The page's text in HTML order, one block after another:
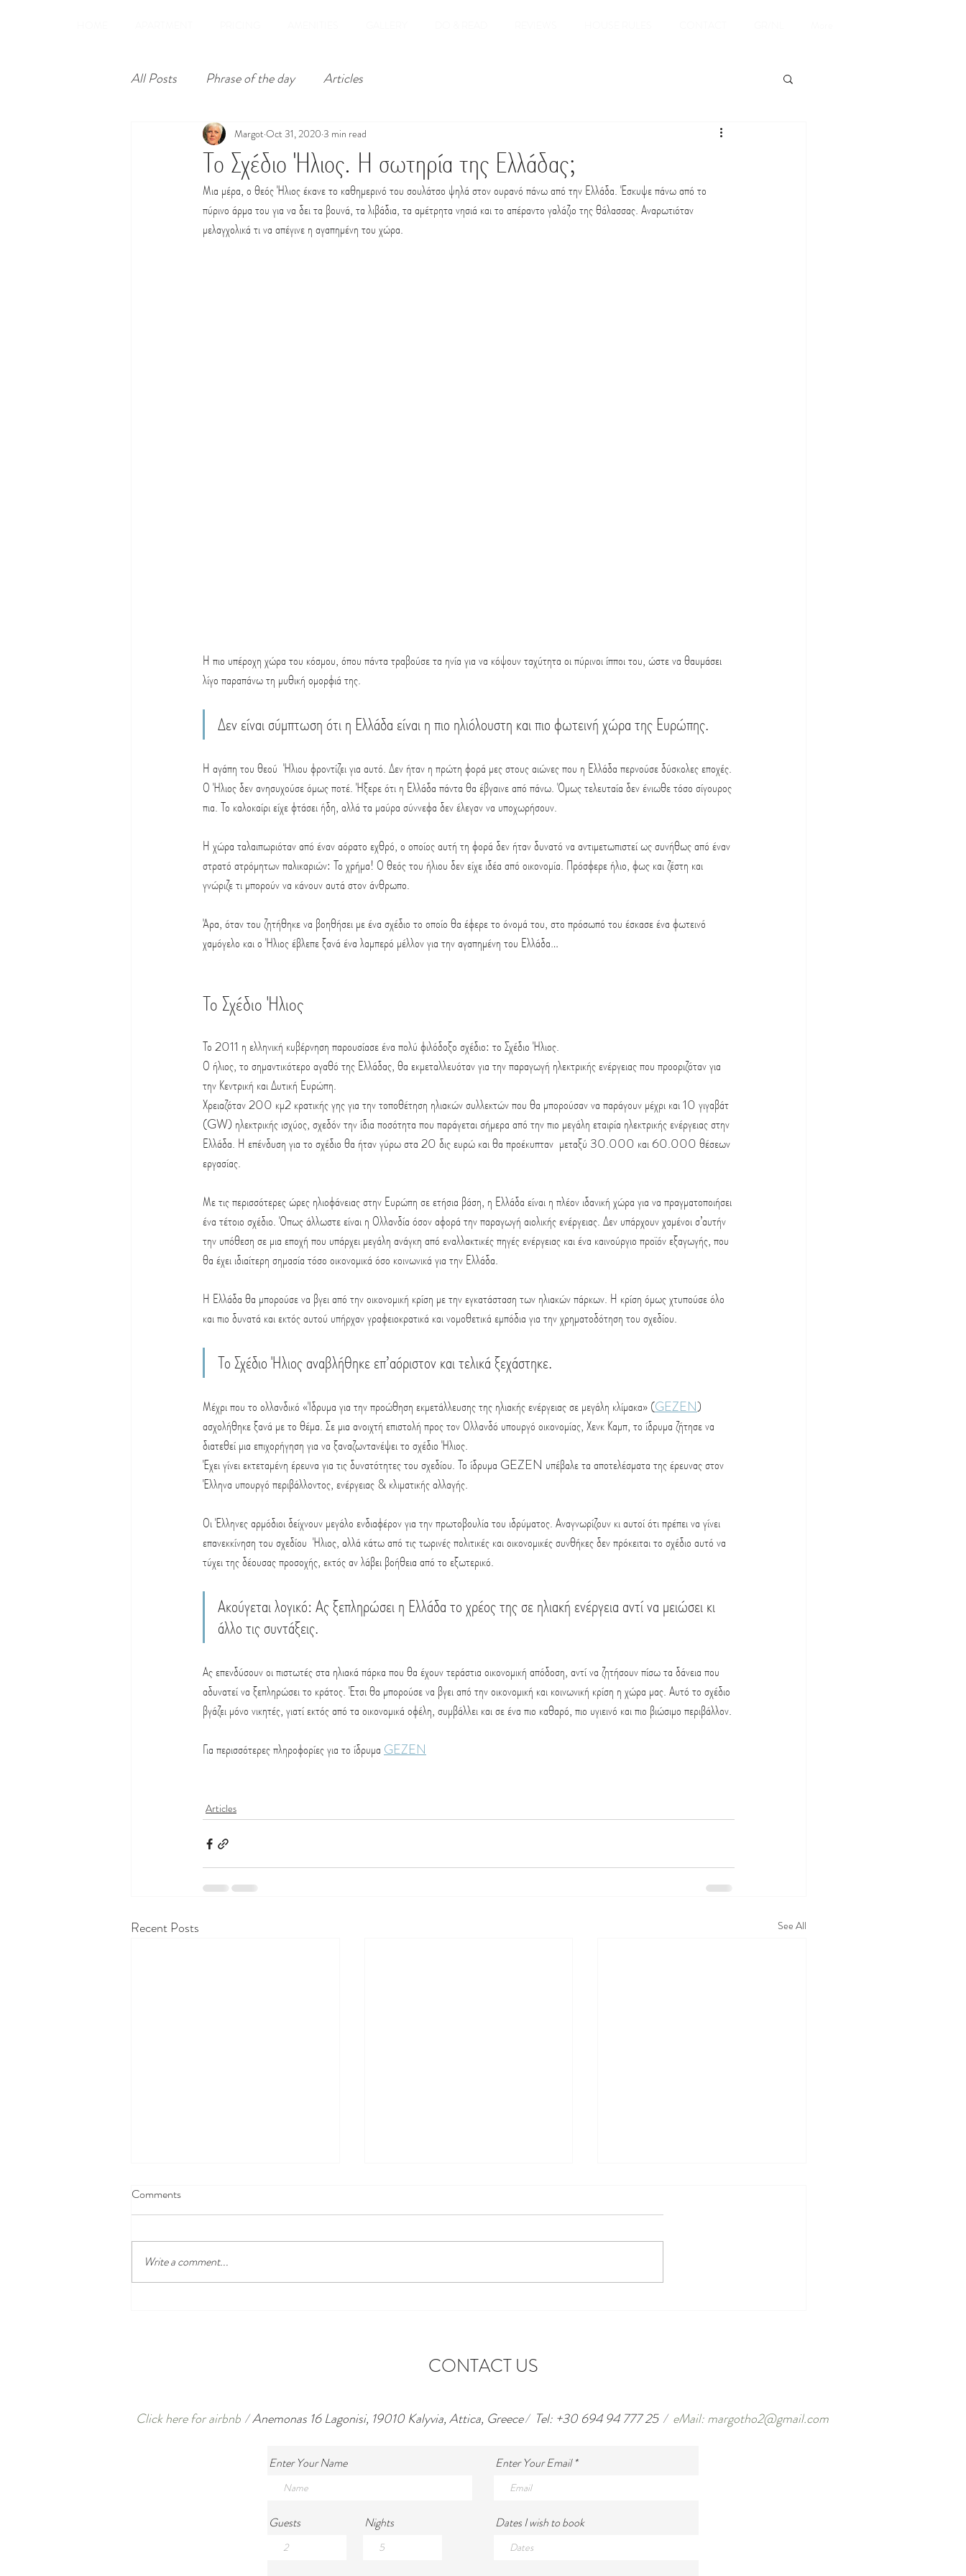
All Posts Phrase of the day Articles
Το Σχέδιο Ήλιος. Η σωτηρία της Ελλάδας;
Margot Oct 31, 2020 3 min read
Μια μέρα, ο θεός Ήλιος έκανε το καθημερινό του σουλάτσο ψηλά στον ουρανό πάνω από την Ελλάδα. Έσκυψε πάνω από το
πύρινο άρμα του για να δει τα βουνά, τα λιβάδια, τα αμέτρητα νησιά και το απέραντο γαλάζιο της θάλασσας. Αναρωτιόταν
μελαγχολικά τι να απέγινε η αγαπημένη του χώρα.
Η πιο υπέροχη χώρα του κόσμου, όπου πάντα τραβούσε τα ηνία για να κόψουν ταχύτητα οι πύρινοι ίπποι του, ώστε να θαυμάσει
λίγο παραπάνω τη μυθική ομορφιά της.
Δεν είναι σύμπτωση ότι η Ελλάδα είναι η πιο ηλιόλουστη και πιο φωτεινή χώρα της Ευρώπης.
Η αγάπη του θεού  Ήλιου φροντίζει για αυτό. Δεν ήταν η πρώτη φορά μες στους αιώνες που η Ελλάδα περνούσε δύσκολες εποχές.
Ο Ήλιος δεν ανησυχούσε όμως ποτέ. Ήξερε ότι η Ελλάδα πάντα θα έβγαινε από πάνω. Όμως τελευταία δεν ένιωθε τόσο σίγουρος
πια. Το καλοκαίρι είχε φτάσει ήδη, αλλά τα μαύρα σύννεφα δεν έλεγαν να υποχωρήσουν.
Η χώρα ταλαιπωριόταν από έναν αόρατο εχθρό, ο οποίος αυτή τη φορά δεν ήταν δυνατό να αντιμετωπιστεί ως συνήθως από έναν
στρατό ατρόμητων παλικαριών: Το χρήμα! Ο θεός του ήλιου δεν είχε ιδέα από οικονομία. Πρόσφερε ήλιο, φως και ζέστη και
γνώριζε τι μπορούν να κάνουν αυτά στον άνθρωπο.
Άρα, όταν του ζητήθηκε να βοηθήσει με ένα σχέδιο το οποίο θα έφερε το όνομά του, στο πρόσωπό του έσκασε ένα φωτεινό
χαμόγελο και ο Ήλιος έβλεπε ξανά ένα λαμπερό μέλλον για την αγαπημένη του Ελλάδα…
Το Σχέδιο Ήλιος
Το 2011 η ελληνική κυβέρνηση παρουσίασε ένα πολύ φιλόδοξο σχέδιο: το Σχέδιο Ήλιος.
Ο ήλιος, το σημαντικότερο αγαθό της Ελλάδας, θα εκμεταλλευόταν για την παραγωγή ηλεκτρικής ενέργειας που προοριζόταν για
την Κεντρική και Δυτική Ευρώπη.
Χρειαζόταν 200 κμ2 κρατικής γης για την τοποθέτηση ηλιακών συλλεκτών που θα μπορούσαν να παράγουν μέχρι και 10 γιγαβάτ
(GW) ηλεκτρικής ισχύος, σχεδόν την ίδια ποσότητα που παράγεται σήμερα από την πιο μεγάλη εταιρία ηλεκτρικής ενέργειας στην
Ελλάδα. Η επένδυση για το σχέδιο θα ήταν γύρω στα 20 δις ευρώ και θα προέκυπταν  μεταξύ 30.000 και 60.000 θέσεων
εργασίας.
Με τις περισσότερες ώρες ηλιοφάνειας στην Ευρώπη σε ετήσια βάση, η Ελλάδα είναι η πλέον ιδανική χώρα για να πραγματοποιήσει
ένα τέτοιο σχέδιο. Όπως άλλωστε είναι η Ολλανδία όσον αφορά την παραγωγή αιολικής ενέργειας. Δεν υπάρχουν χαμένοι σ’αυτήν
την υπόθεση σε μια εποχή που υπάρχει μεγάλη ανάγκη από εναλλακτικές πηγές ενέργειας και ένα καινούργιο προϊόν εξαγωγής, που
θα έχει ιδιαίτερη σημασία τόσο οικονομικά όσο κοινωνικά για την Ελλάδα.
Η Ελλάδα θα μπορούσε να βγει από την οικονομική κρίση με την εγκατάσταση των ηλιακών πάρκων. Η κρίση όμως χτυπούσε όλο
και πιο δυνατά και εκτός αυτού υπήρχαν γραφειοκρατικά και νομοθετικά εμπόδια για την χρηματοδότηση του σχεδίου.
Το Σχέδιο Ήλιος αναβλήθηκε επ’αόριστον και τελικά ξεχάστηκε.
Μέχρι που το ολλανδικό «Ίδρυμα για την προώθηση εκμετάλλευσης της ηλιακής ενέργειας σε μεγάλη κλίμακα» (GEZEN)
ασχολήθηκε ξανά με το θέμα. Σε μια ανοιχτή επιστολή προς τον Ολλανδό υπουργό οικονομίας, Χενκ Καμπ, το ίδρυμα ζήτησε να
διατεθεί μια επιχορήγηση για να ξαναζωντανέψει το σχέδιο Ήλιος.
Έχει γίνει εκτεταμένη έρευνα για τις δυνατότητες του σχεδίου. Το ίδρυμα GEZEN υπέβαλε τα αποτελέσματα της έρευνας στον
Έλληνα υπουργό περιβάλλοντος, ενέργειας & κλιματικής αλλαγής.
Οι Έλληνες αρμόδιοι δείχνουν μεγάλο ενδιαφέρον για την πρωτοβουλία του ιδρύματος. Αναγνωρίζουν κι αυτοί ότι πρέπει να γίνει
επανεκκίνηση του σχεδίου  Ήλιος, αλλά κάτω από τις τωρινές πολιτικές και οικονομικές συνθήκες δεν πρόκειται το σχέδιο αυτό να
τύχει της δέουσας προσοχής, εκτός αν λάβει βοήθεια από το εξωτερικό.
Ακούγεται λογικό: Ας ξεπληρώσει η Ελλάδα το χρέος της σε ηλιακή ενέργεια αντί να μειώσει κι
άλλο τις συντάξεις.
Ας επενδύσουν οι πιστωτές στα ηλιακά πάρκα που θα έχουν τεράστια οικονομική απόδοση, αντί να ζητήσουν πίσω τα δάνεια που
αδυνατεί να ξεπληρώσει το κράτος. Έτσι θα μπορούσε να βγει από την οικονομική και κοινωνική κρίση η χώρα μας. Αυτό το σχέδιο
βγάζει μόνο νικητές, γιατί εκτός από τα οικονομικά οφέλη, συμβάλλει και σε ένα πιο καθαρό, πιο υγιεινό και πιο βιώσιμο περιβάλλον.
Για περισσότερες πληροφορίες για το ίδρυμα GEZEN
Articles
Recent Posts See All
Σανδαλίστηκα!
Comments
Write a comment...
CONTACT US
Tel: +30 694 94 777 25
Anemonas 16 Lagonisi, 19010 Kalyvia, Attica, Greece/ eMail: margotho2@gmail.com
/
Click here for airbnb /
Enter Your Name
Guests Nights
Enter Your Email
Dates I wish to book